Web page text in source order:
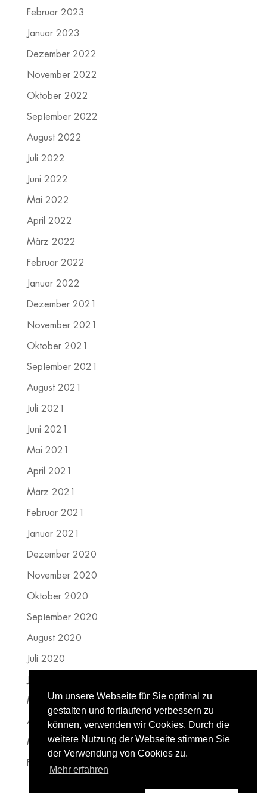
Februar 2023
Januar 2023
Dezember 2022
November 2022
Oktober 2022
September 2022
August 2022
Juli 2022
Juni 2022
Mai 2022
April 2022
März 2022
Februar 2022
Januar 2022
Dezember 2021
November 2021
Oktober 2021
September 2021
August 2021
Juli 2021
Juni 2021
Mai 2021
April 2021
März 2021
Februar 2021
Januar 2021
Dezember 2020
November 2020
Oktober 2020
September 2020
August 2020
Juli 2020
Mai 2020
April 2020
März 2020
Februar 2020
Um unsere Webseite für Sie optimal zu
gestalten und fortlaufend verbessern zu
können, verwenden wir Cookies. Durch die
weitere Nutzung der Webseite stimmen Sie
der Verwendung von Cookies zu.
Mehr erfahren